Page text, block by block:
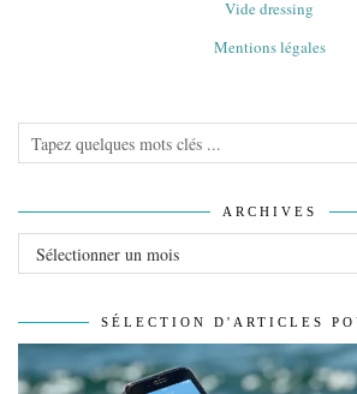
Vide dressing
Mentions légales
ARCHIVES
SÉLECTION D'ARTICLES